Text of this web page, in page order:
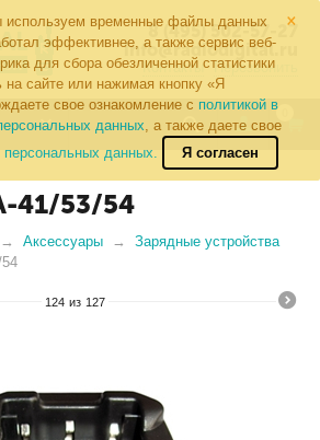
×
используем временные файлы данных
эффективнее, а также сервис веб-
для сбора обезличенной статистики
сайте или нажимая кнопку «Я
свое ознакомление с политикой в
данных, а также даете свое
персональных данных.
Я согласен
8 (495) 502-57-27
info@radiodigital.ru
Контакты Перезвонить
41/53/54
Аксессуары
Зарядные устройства
124 из 127